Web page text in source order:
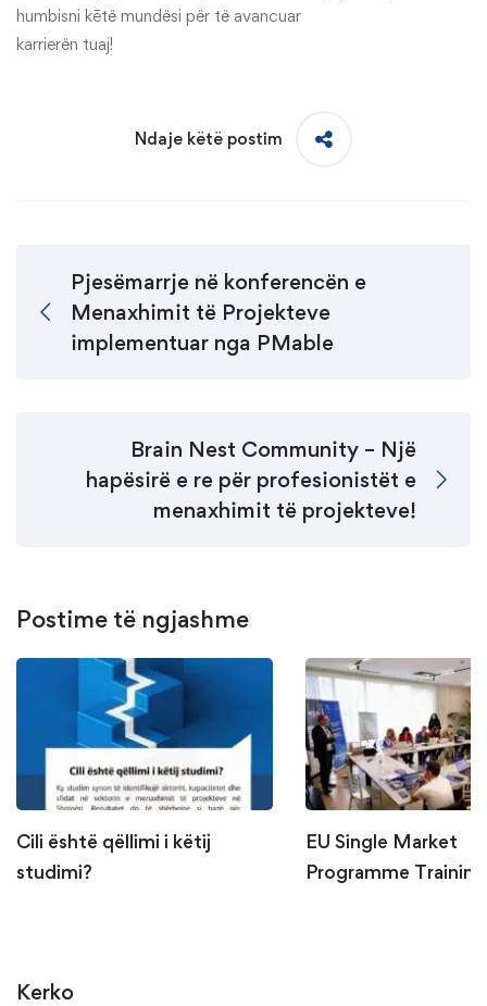
humbisni kētë mundësi për të avancuar
karrierën tuaj!
Ndaje këtë postim
Pjesëmarrje në konferencën e
Menaxhimit të Projekteve
implementuar nga PMable
Brain Nest Community – Një
hapësirë e re për profesionistët e
menaxhimit të projekteve!
Postime të ngjashme
Cili është qëllimi i këtij
studimi?
EU Single Market
Programme
Kerko